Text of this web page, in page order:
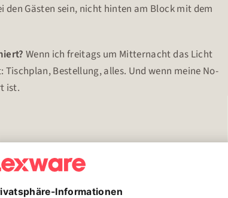
den Gästen sein, nicht hinten am Block mit dem
Wenn ich freitags um Mitternacht das Licht
Bestellung, alles. Und wenn meine No-
ist.